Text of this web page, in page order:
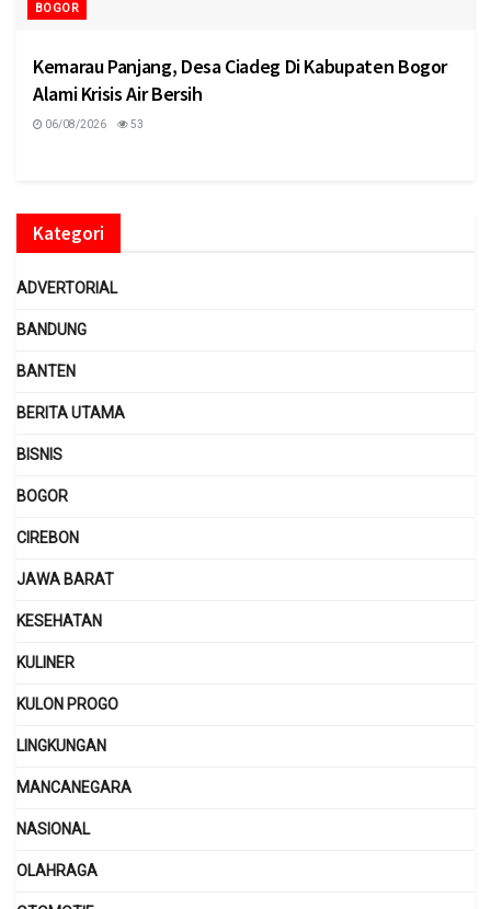
BOGOR
Kemarau Panjang, Desa Ciadeg Di Kabupaten Bogor
Alami Krisis Air Bersih
06/08/2026 53
Kategori
ADVERTORIAL
BANDUNG
BANTEN
BERITA UTAMA
BISNIS
BOGOR
CIREBON
JAWA BARAT
KESEHATAN
KULINER
KULON PROGO
LINGKUNGAN
MANCANEGARA
NASIONAL
OLAHRAGA